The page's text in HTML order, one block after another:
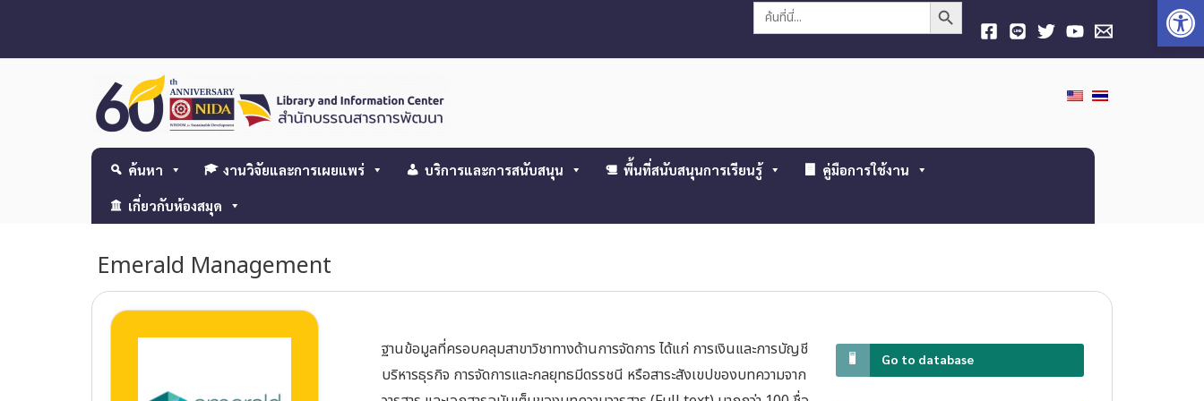
Search
ค้นหา งานวิจัยและการเผยแพร่ บริการและการสนับสนุน พื้นที่สนับสนุนการเรียนรู้ คู่มือการใช้งาน
เกี่ยวกับห้องสมุด
Emerald Management
ฐานข้อมูลที่ครอบคลุมสาขาวิชาทางด้านการจัดการ ได้แก่ การเงินและการบัญชี
บริหารธุรกิจ การจัดการและกลยุทธมีดรรชนี หรือสาระสังเขปของบทความจาก
Go to database